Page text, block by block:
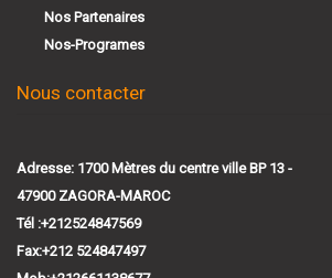
Nos Partenaires
Nos-Programes
Nous contacter
Adresse: 1700 Mètres du centre ville BP 13 -
47900 ZAGORA-MAROC
Tél :+212524847569
Fax:+212 524847497